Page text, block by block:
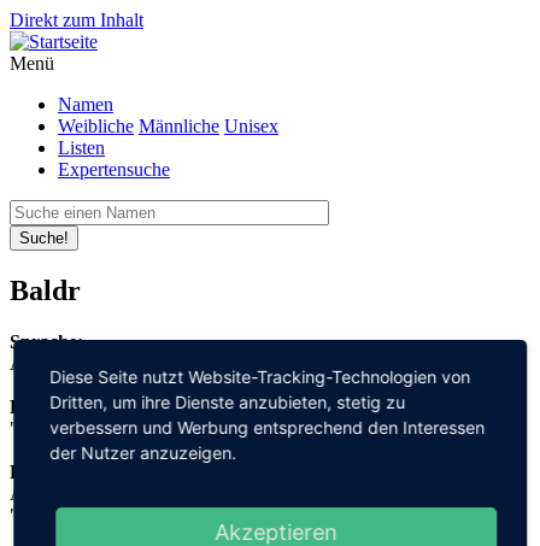
Direkt zum Inhalt
Menü
Namen
Weibliche Männliche Unisex
Listen
Expertensuche
Suche!
Baldr
Sprache:
Altnordisch
Bedeutung:
"Fürst"
Herleitung:
Altnordisch,
"baldr"
Diese Seite nutzt Website-Tracking-Technologien von
Dritten, um ihre Dienste anzubieten, stetig zu
verbessern und Werbung entsprechend den Interessen
der Nutzer anzuzeigen.
Akzeptieren